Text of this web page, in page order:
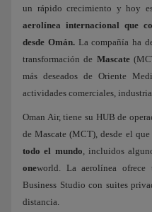
un rápido crecimiento y hoy
aerolínea internacional que
desde Omán.La compañía ha
transformación de Mascate
más deseados de Oriente
actividades comerciales,
Oman Air, tiene su HUB de
de Mascate (MCT), desde el que
todo el mundo , incluidos
oneworld. La aerolínea ofrece
Business Studio con suites
distancia.